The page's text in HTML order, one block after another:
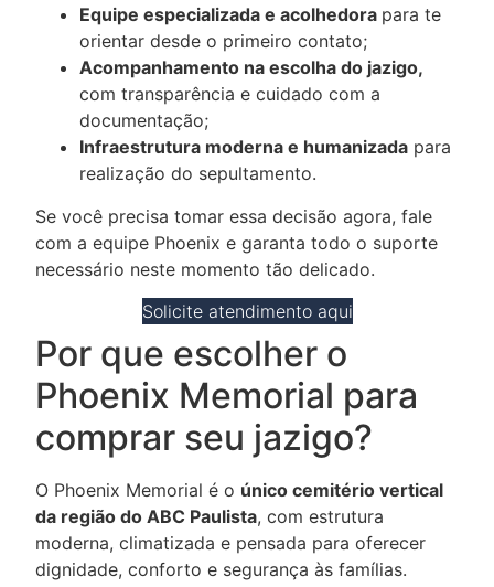
Equipe especializada e acolhedora para te
orientar desde o primeiro contato;
Acompanhamento na escolha do jazigo,
com transparência e cuidado com a
documentação;
Infraestrutura moderna e humanizada para
realização do sepultamento.
Se você precisa tomar essa decisão agora, fale
com a equipe Phoenix e garanta todo o suporte
necessário neste momento tão delicado.
Solicite atendimento aqui
Por que escolher o
Phoenix Memorial para
comprar seu jazigo?
O Phoenix Memorial é o único cemitério vertical
da região do ABC Paulista, com estrutura
moderna, climatizada e pensada para oferecer
dignidade, conforto e segurança às famílias.